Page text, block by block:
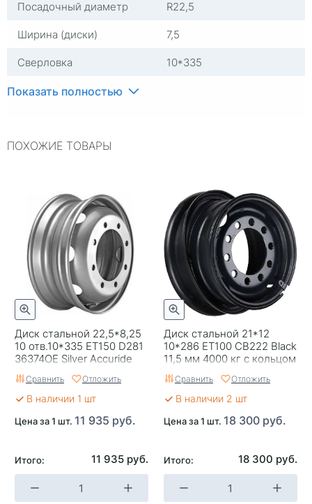
Посадочный диаметр
R22,5
Ширина (диски)
7,5
Сверловка
10*335
Вылет
Цвет
Replica
Применяемость
Универсальные
Тип диска
Стальные
Показать полностью
ПОХОЖИЕ ТОВАРЫ
Диск стальной 22,5*8,25
10 отв.10*335 ET150 D281
36374OE Silver Accuride
Сравнить Отложить
В наличии 1 шт
Цена за 1 шт. 11 935 руб.
Итого: 11 935 руб.
Диск стальной 21*12
10*286 ET100 CB222 Black
11,5 мм 4000 кг с кольцом
Accuride
Сравнить Отложить
В наличии 2 шт
Цена за 1 шт. 18 300 руб.
Итого: 18 300 руб.